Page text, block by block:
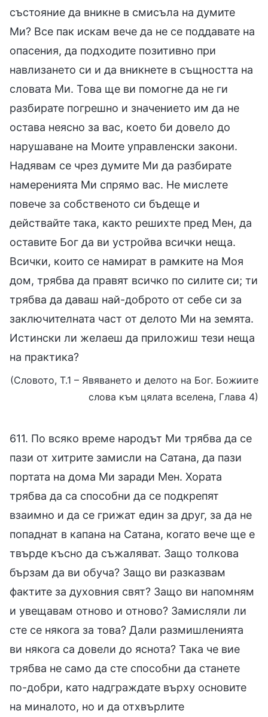
състояние да вникне в смисъла на думите
Ми? Все пак искам вече да не се поддавате на
опасения, да подходите позитивно при
навлизането си и да вникнете в същността на
словата Ми. Това ще ви помогне да не ги
разбирате погрешно и значението им да не
остава неясно за вас, което би довело до
нарушаване на Моите управленски закони.
Надявам се чрез думите Ми да разбирате
намеренията Ми спрямо вас. Не мислете
повече за собственото си бъдеще и
действайте така, както решихте пред Мен, да
оставите Бог да ви устройва всички неща.
Всички, които се намират в рамките на Моя
дом, трябва да правят всичко по силите си; ти
трябва да даваш най-доброто от себе си за
заключителната част от делото Ми на земята.
Истински ли желаеш да приложиш тези неща
на практика?
(Словото, Т.1 – Явяването и делото на Бог. Божиите
слова към цялата вселена, Глава 4)
611. По всяко време народът Ми трябва да се
пази от хитрите замисли на Сатана, да пази
портата на дома Ми заради Мен. Хората
трябва да са способни да се подкрепят
взаимно и да се грижат един за друг, за да не
попаднат в капана на Сатана, когато вече ще е
твърде късно да съжаляват. Защо толкова
бързам да ви обуча? Защо ви разказвам
фактите за духовния свят? Защо ви напомням
и увещавам отново и отново? Замисляли ли
сте се някога за това? Дали размишленията
ви някога са довели до яснота? Така че вие
трябва не само да сте способни да станете
по-добри, като надграждате върху основите
на миналото, но и да отхвърлите